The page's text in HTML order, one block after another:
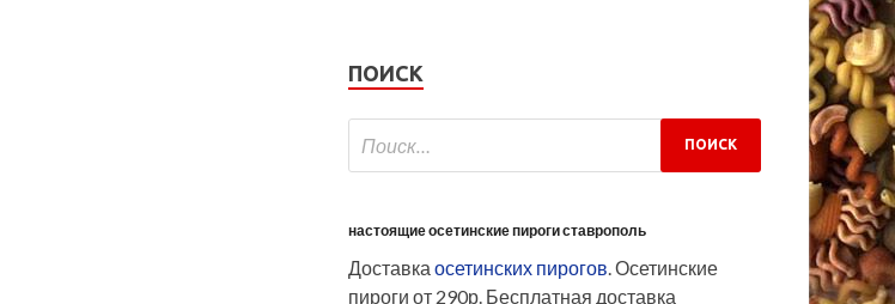
ПОИСК
настоящие осетинские пироги ставрополь
Доставкаосетинских пирогов . Осетинские
пироги от 290р. Бесплатная доставка